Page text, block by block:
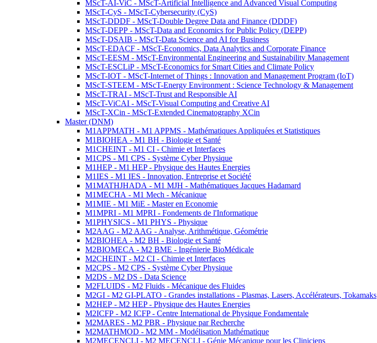
MScT-AI-ViC - MScT-Artificial Intelligence and Advanced Visual Computing
MScT-CyS - MScT-Cybersecurity (CyS)
MScT-DDDF - MScT-Double Degree Data and Finance (DDDF)
MScT-DEPP - MScT-Data and Economics for Public Policy (DEPP)
MScT-DSAIB - MScT-Data Science and AI for Business
MScT-EDACF - MScT-Economics, Data Analytics and Corporate Finance
MScT-EESM - MScT-Environmental Engineering and Sustainability Management
MScT-ESCLiP - MScT-Economics for Smart Cities and Climate Policy
MScT-IOT - MScT-Internet of Things : Innovation and Management Program (IoT)
MScT-STEEM - MScT-Energy Environment : Science Technology & Management
MScT-TRAI - MScT-Trust and Responsible AI
MScT-ViCAI - MScT-Visual Computing and Creative AI
MScT-XCin - MScT-Extended Cinematography XCin
Master (DNM)
M1APPMATH - M1 APPMS - Mathématiques Appliquées et Statistiques
M1BIOHEA - M1 BH - Biologie et Santé
M1CHEINT - M1 CI - Chimie et Interfaces
M1CPS - M1 CPS - Système Cyber Physique
M1HEP - M1 HEP - Physique des Hautes Energies
M1IES - M1 IES - Innovation, Entreprise et Société
M1MATHJHADA - M1 MJH - Mathématiques Jacques Hadamard
M1MECHA - M1 Mech - Mécanique
M1MIE - M1 MiE - Master en Economie
M1MPRI - M1 MPRI - Fondements de l'Informatique
M1PHYSICS - M1 PHYS - Physique
M2AAG - M2 AAG - Analyse, Arithmétique, Géométrie
M2BIOHEA - M2 BH - Biologie et Santé
M2BIOMECA - M2 BME - Ingénierie BioMédicale
M2CHEINT - M2 CI - Chimie et Interfaces
M2CPS - M2 CPS - Système Cyber Physique
M2DS - M2 DS - Data Science
M2FLUIDS - M2 Fluids - Mécanique des Fluides
M2GI - M2 GI-PLATO - Grandes installations - Plasmas, Lasers, Accélérateurs, Tokamaks
M2HEP - M2 HEP - Physique des Hautes Energies
M2ICFP - M2 ICFP - Centre International de Physique Fondamentale
M2MARES - M2 PBR - Physique par Recherche
M2MATHMOD - M2 MM - Modélisation Mathématique
M2MECENCLI - M2 MECENCLI - Génie Mécanique pour les Cliniciens